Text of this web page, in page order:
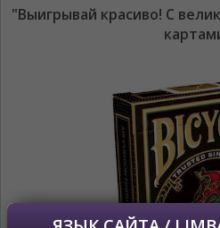
"Выигрывай красиво! С
*Беспокоим Вас только один раз,
сохраним Ваш выбор языка.
Если вы хотите переключить
сайта, то это можно всегда
правом верхнем углу страницы.
Dacă doriți să schimbați limba site-ului,
oricând să faceți asta în colțul din
al paginii.
RO RU